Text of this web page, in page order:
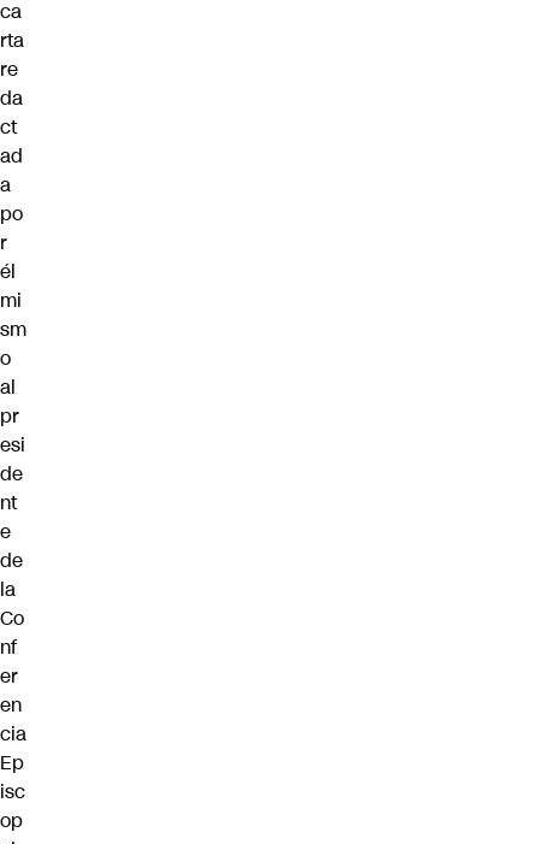
ca
rta
re
da
ct
ad
a
po
r
él
mi
sm
o
al
pr
esi
de
nt
e
de
la
Co
nf
er
en
cia
Ep
isc
op